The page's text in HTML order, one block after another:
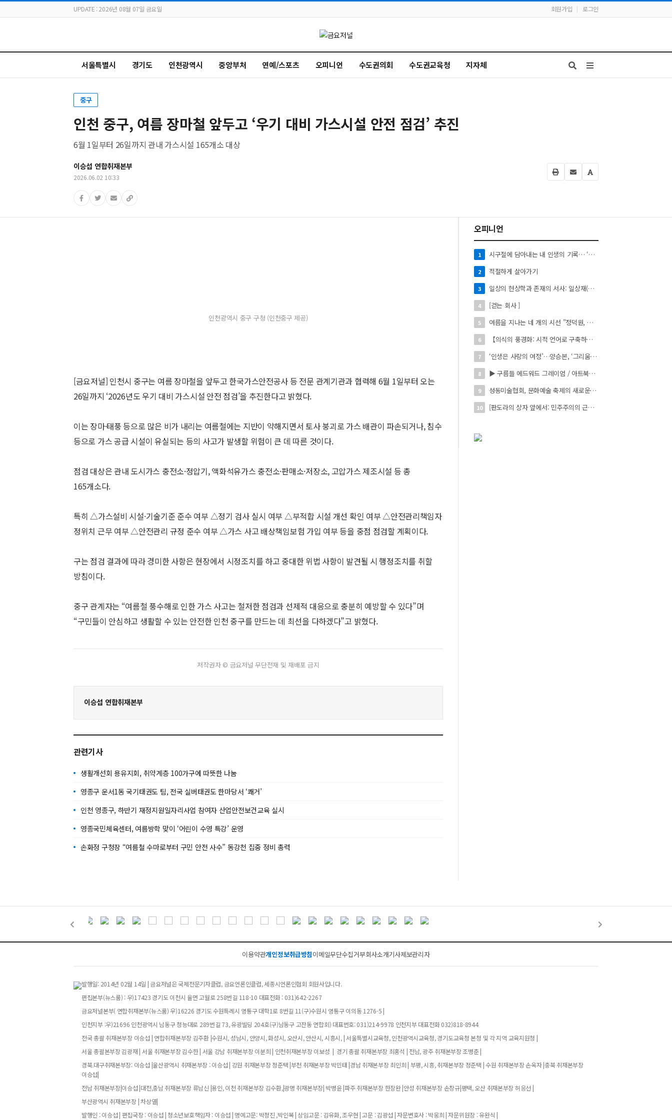
UPDATE : 2026년 08월 07일 금요일 회원가입 | 로그인
서울특별시 경기도 인천광역시 중앙부처 연예/스포츠 오피니언 수도권의회 수도권교육청 지자체
중구
인천 중구, 여름 장마철 앞두고 ‘우기 대비 가스시설 안전 점검’ 추진
6월 1일부터 26일까지 관내 가스시설 165개소 대상
이승섭 연합취재본부
2026.06.02 10:33
인천광역시 중구 구청 (인천중구 제공)
[금요저널] 인천시 중구는 여름 장마철을 앞두고 한국가스안전공사 등 전문 관계기관과 협력해 6월 1일부터 오는
26일까지 ‘2026년도 우기 대비 가스시설 안전 점검’을 추진한다고 밝혔다.
이는 장마·태풍 등으로 많은 비가 내리는 여름철에는 지반이 약해지면서 토사 붕괴로 가스 배관이 파손되거나, 침수
등으로 가스 공급 시설이 유실되는 등의 사고가 발생할 위험이 큰 데 따른 것이다.
점검 대상은 관내 도시가스 충전소·정압기, 액화석유가스 충전소·판매소·저장소, 고압가스 제조시설 등 총
165개소다.
특히 △가스설비 시설·기술기준 준수 여부 △정기 검사 실시 여부 △부적합 시설 개선 확인 여부 △안전관리책임자
정위치 근무 여부 △안전관리 규정 준수 여부 △가스 사고 배상책임보험 가입 여부 등을 중점 점검할 계획이다.
구는 점검 결과에 따라 경미한 사항은 현장에서 시정조치를 하고 중대한 위법 사항이 발견될 시 행정조치를 취할
방침이다.
중구 관계자는 “여름철 풍수해로 인한 가스 사고는 철저한 점검과 선제적 대응으로 충분히 예방할 수 있다”며
“구민들이 안심하고 생활할 수 있는 안전한 인천 중구를 만드는 데 최선을 다하겠다”고 밝혔다.
저작권자 © 금요저널 무단전재 및 재배포 금지
이승섭 연합취재본부
관련기사
생활개선회 용유지회, 취약계층 100가구에 따뜻한 나눔
영종구 운서1동 국기태권도 팀, 전국 실버태권도 한마당서 ‘쾌거’
인천 영종구, 하반기 재정지원일자리사업 참여자 산업안전보건교육 실시
영종국민체육센터, 여름방학 맞이 ‘어린이 수영 특강’ 운영
손화정 구청장 “여름철 수마로부터 구민 안전 사수” 동강천 집중 정비 총력
오피니언
1 시구절에 담아내는 내 인생의 기록… ‘시로 쓰는 자서전’
2 적절하게 살아가기
3 일상의 현상학과 존재의 서사: 일상재(日常材)의 시적 환치와 자아 성찰】
4 [걷는 회사 ]
5 여름을 지나는 네 개의 시선 "정덕원, 나지윤, 민선홍, 정윤하 작가" 4인 展
6 【의식의 풍경화: 시적 언어로 구축하는 실존의 미학】
7 ‘인생은 사랑의 여정’…양승본, ‘그리움의 빛’
8 ▶ 구름들 에드워드 그레이엄 / 아트북스 / 288쪽
9 성동미술협회, 문화예술 축제의 새로운 시작 ‘2026 서울숲 국제 아트 페스타’ 개최
10 [판도라의 상자 앞에서: 민주주의의 근원을 묻다]
이용약관개인정보취급방침이메일무단수집거부회사소개기사제보관리자
발행일: 2014년 02월 14일 | 금요저널은 국제전문기자클럽, 금요언론인클럽, 세종시언론인협회 회원사입니다.
편집본부(뉴스룸) : 우)17423 경기도 이천시 율면 고월로 258번길 118-10 대표전화 : 031)642-2267
금요저널본부( 연합취재본부(뉴스룸) 우)16226 경기도 수원특례시 영통구 대학1로 8번길 11(구)수원시 영통구 이의동 1276-5 |
인천지부 :우)21696 인천광역시 남동구 청능대로 289번길 73, 유광빌딩 204호(구)남동구 고잔동 연합회) 대표번호: 031)214-9978 인천지부 대표전화 032)818-8944
전국 총괄 취재본부장 이승섭 | 연합취재본부장 김주환 |수원시, 성남시, 안양시, 화성시, 오산시, 안산시, 시흥시, | 서울특별시교육청, 인천광역시교육청, 경기도교육청 본청 및 각 지역 교육지원청 |
서울 총괄본부장 김광재 | 서울 취재본부장 김수한 | 서울 강남 취재본부장 이분희 | 인천취재본부장 이보성 | 경기 총괄 취재본부장 최홍석 | 전남, 광주 취재본부장 조병춘 |
경북.대구취재본부장: 이승섭 |울산광역시 취재본부장 : 이승섭 | 강원 취재본부장 정준택 |부천 취재본부장 박민태 |경남 취재본부장 최인희 | 부평, 시흥, 취재본부장 정준택 | 수원 취재본부장 손옥자 |충북 취재본부장
이승섭|
전남 취재본부장|이승섭 |대전,충남 취재본부장 류남신 |용인, 이천 취재본부장 김수환,|광명 취재본부장| 박병윤 |파주 취재본부장 한장완 |안성 취재본부장 손창규|평택, 오산 취재본부장 허응선 |
부산광역시 취재본부장 | 차상열|
발행인 : 이승섭 | 편집국장 : 이승섭 | 청소년보호책임자 : 이승섭 | 명예고문: 박정진 ,박인복 | 상임고문 : 김유화, 조우현 | 고문 : 김광섭 | 자문변호사 : 박웅희 | 자문위원장 : 유완식 |